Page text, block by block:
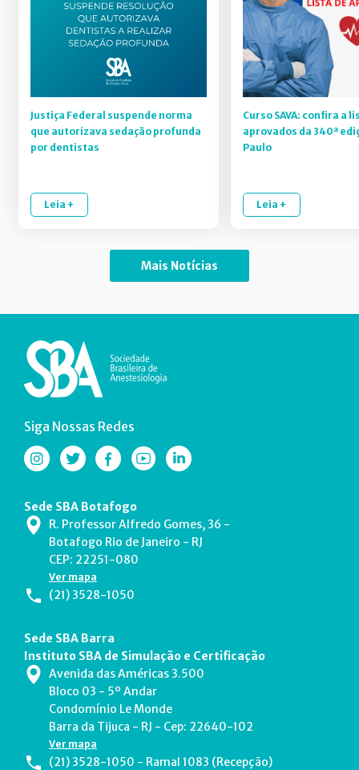
Justiça Federal suspende norma
que autorizava sedação profunda
por dentistas
Leia +
Curso SAVA: confira a
aprovados da 340ª
Paulo
Leia +
Mais Notícias
Siga Nossas Redes
Sede SBA Botafogo
R. Professor Alfredo Gomes, 36 -
Botafogo Rio de Janeiro - RJ
CEP: 22251-080
Ver mapa
(21) 3528-1050
Sede SBA Barra
Instituto SBA de Simulação e Certificação
Avenida das Américas 3.500
Bloco 03 - 5º Andar
Condomínio Le Monde
Barra da Tijuca - RJ - Cep: 22640-102
Ver mapa
(21) 3528-1050 - Ramal 1083 (Recepção)